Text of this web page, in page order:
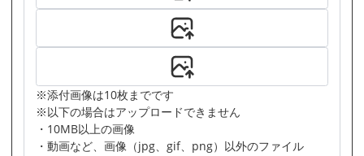
※添付画像は10枚までです
※以下の場合はアップロードできません
・10MB以上の画像
・動画など、画像（jpg、gif、png）以外のファイル